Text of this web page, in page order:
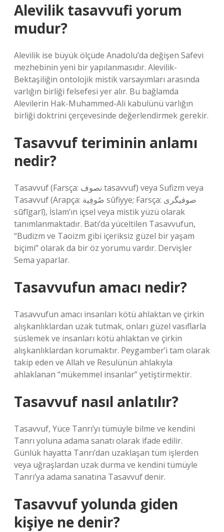
Alevilik tasavvufi yorum
mudur?
Alevilik ise büyük ölçüde Anadolu’da değişen Safevi
mezhebinin yeni bir yapılanmasıdır. Alevilik-
Bektaşiliğin ontolojik mistik varsayımları arasında
varlığın birliği felsefesi yer alır. Bu bağlamda
Alevilerin Hak-Muhammed-Ali kabulünü varlığın
birliği doktrini çerçevesinde değerlendirmek gerekir.
Tasavvuf teriminin anlamı
nedir?
Tasavvuf (Farsça: تصوف tasavvuf) veya Sufizm veya
Tasavvuf (Arapça: صُوفِية sûfiyye; Farsça: صوفیگری
sūfīgarī), İslam’ın içsel veya mistik yüzü olarak
tanımlanmaktadır. Batı’da yüceltilen Tasavvufun,
“Budizm ve Taoizm gibi içeriksiz güzel bir yaşam
biçimi” olarak da bir öz yorumu vardır. Dervişler
Sema yaparlar.
Tasavvufun amacı nedir?
Tasavvufun amacı insanları kötü ahlaktan ve çirkin
alışkanlıklardan uzak tutmak, onları güzel vasıflarla
süslemek ve insanları kötü ahlaktan ve çirkin
alışkanlıklardan korumaktır. Peygamber’i tam olarak
takip eden ve Allah ve Resulünün ahlakıyla
ahlaklanan “mükemmel insanlar” yetiştirmektir.
Tasavvuf nasıl anlatılır?
Tasavvuf, Yüce Tanrı’yı ​​tümüyle bilme ve kendini
Tanrı yoluna adama sanatı olarak ifade edilir.
Günlük hayatta Tanrı’dan uzaklaşan tüm işlerden
veya uğraşlardan uzak durma ve kendini tümüyle
Tanrı’ya adama sanatına Tasavvuf denir.
Tasavvuf yolunda giden
kişiye ne denir?